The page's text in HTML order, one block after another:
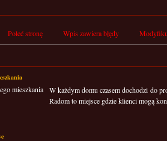
Poleć stronę Wpis zawiera błędy
W każdym domu czasem dochodzi do
Radom to miejsce gdzie klienci mogą